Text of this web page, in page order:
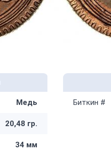
Медь
20,48 гр.
34 мм
Биткин #